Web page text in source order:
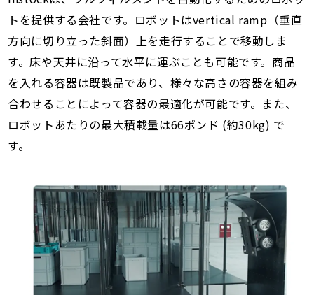
トを提供する会社です。ロボットはvertical ramp（垂直
方向に切り立った斜面）上を走行することで移動しま
す。床や天井に沿って水平に運ぶことも可能です。商品
を入れる容器は既製品であり、様々な高さの容器を組み
合わせることによって容器の最適化が可能です。また、
ロボットあたりの最大積載量は66ポンド (約30kg) で
す。